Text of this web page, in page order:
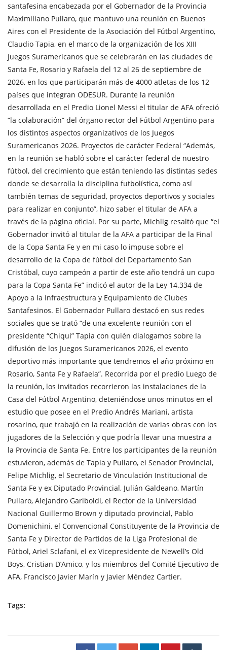
santafesina encabezada por el Gobernador de la Provincia
Maximiliano Pullaro, que mantuvo una reunión en Buenos
Aires con el Presidente de la Asociación del Fútbol Argentino,
Claudio Tapia, en el marco de la organización de los XIII
Juegos Suramericanos que se celebrarán en las ciudades de
Santa Fe, Rosario y Rafaela del 12 al 26 de septiembre de
2026, en los que participarán más de 4000 atletas de los 12
países que integran ODESUR. Durante la reunión
desarrollada en el Predio Lionel Messi el titular de AFA ofreció
“la colaboración” del órgano rector del Fútbol Argentino para
los distintos aspectos organizativos de los Juegos
Suramericanos 2026. Proyectos de carácter Federal “Además,
en la reunión se habló sobre el carácter federal de nuestro
fútbol, del crecimiento que están teniendo las distintas sedes
donde se desarrolla la disciplina futbolística, como así
también temas de seguridad, proyectos deportivos y sociales
para realizar en conjunto”, hizo saber el titular de AFA a
través de la página oficial. Por su parte, Michlig resaltó que “el
Gobernador invitó al titular de la AFA a participar de la Final
de la Copa Santa Fe y en mi caso lo impuse sobre el
desarrollo de la Copa de fútbol del Departamento San
Cristóbal, cuyo campeón a partir de este año tendrá un cupo
para la Copa Santa Fe” indicó el autor de la Ley 14.334 de
Apoyo a la Infraestructura y Equipamiento de Clubes
Santafesinos. El Gobernador Pullaro destacó en sus redes
sociales que se trató “de una excelente reunión con el
presidente “Chiqui” Tapia con quién dialogamos sobre la
difusión de los Juegos Suramericanos 2026, el evento
deportivo más importante que tendremos el año próximo en
Rosario, Santa Fe y Rafaela”. Recorrida por el predio Luego de
la reunión, los invitados recorrieron las instalaciones de la
Casa del Fútbol Argentino, deteniéndose unos minutos en el
estudio que posee en el Predio Andrés Mariani, artista
rosarino, que trabajó en la realización de varias obras con los
jugadores de la Selección y que podría llevar una muestra a
la Provincia de Santa Fe. Entre los participantes de la reunión
estuvieron, además de Tapia y Pullaro, el Senador Provincial,
Felipe Michlig, el Secretario de Vinculación Institucional de
Santa Fe y ex Diputado Provincial, Julián Galdeano, Martín
Pullaro, Alejandro Gariboldi, el Rector de la Universidad
Nacional Guillermo Brown y diputado provincial, Pablo
Domenichini, el Convencional Constituyente de la Provincia de
Santa Fe y Director de Partidos de la Liga Profesional de
Fútbol, Ariel Sclafani, el ex Vicepresidente de Newell’s Old
Boys, Cristian D’Amico, y los miembros del Comité Ejecutivo de
AFA, Francisco Javier Marín y Javier Méndez Cartier.
Tags: